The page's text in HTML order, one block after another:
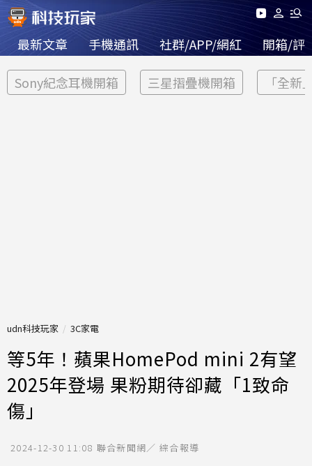
最新文章 手機通訊 社群/APP/網紅 開箱/評
Sony紀念耳機開箱 三星摺疊機開箱 「全新
udn科技玩家 3C家電
等5年！蘋果HomePod mini 2有望
2025年登場 果粉期待卻藏「1致命
傷」
2024-12-30 11:08 聯合新聞網／ 綜合報導